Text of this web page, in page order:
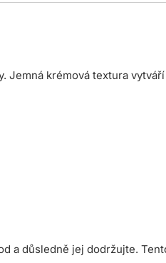
krémová textura
a důsledně jej dodržujte.